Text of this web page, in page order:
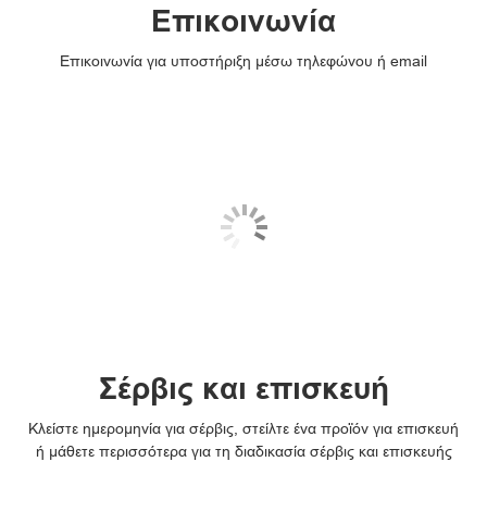
Επικοινωνία
Επικοινωνία για υποστήριξη μέσω τηλεφώνου ή email
Σέρβις και επισκευή
Κλείστε ημερομηνία για σέρβις, στείλτε ένα προϊόν για επισκευή
ή μάθετε περισσότερα για τη διαδικασία σέρβις και επισκευής